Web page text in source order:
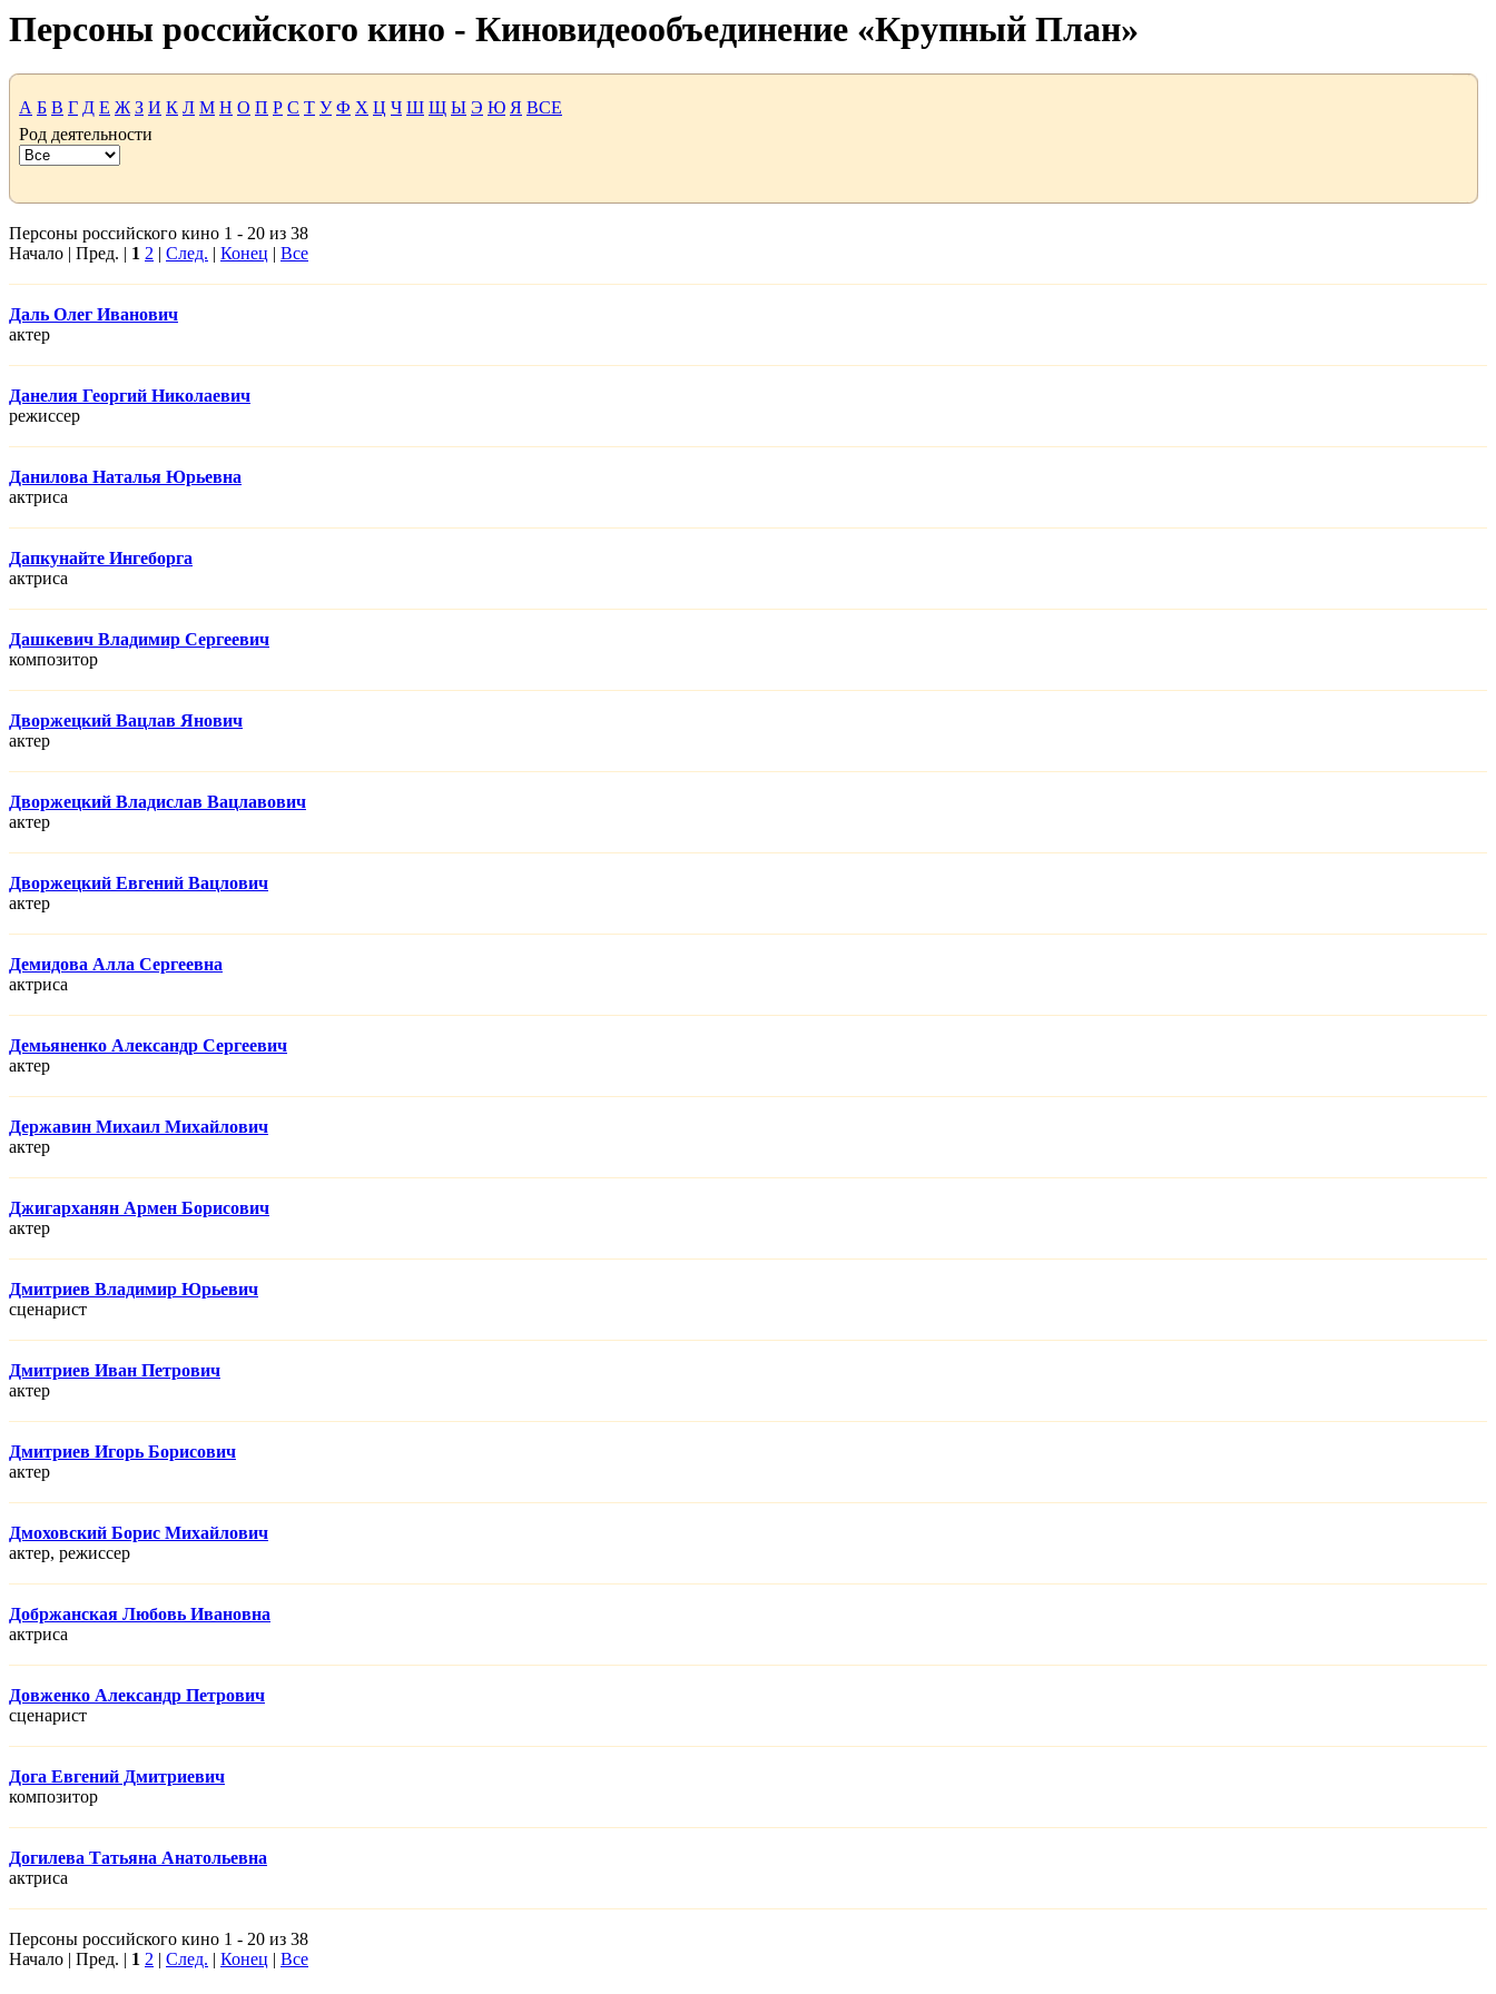
Персоны российского кино - Киновидеообъединение «Крупный План»
А Б В Г Д Е Ж З И К Л М Н О П Р С Т У Ф Х Ц Ч Ш Щ Ы Э Ю Я ВСЕ
Род деятельности
Персоны российского кино 1 - 20 из 38
Начало | Пред. | 1 2 | След. | Конец | Все
Даль Олег Иванович
актер
Данелия Георгий Николаевич
режисcер
Данилова Наталья Юрьевна
актриса
Дапкунайте Ингеборга
актриса
Дашкевич Владимир Сергеевич
композитор
Дворжецкий Вацлав Янович
актер
Дворжецкий Владислав Вацлавович
актер
Дворжецкий Евгений Вацлович
актер
Демидова Алла Сергеевна
актриса
Демьяненко Александр Сергеевич
актер
Державин Михаил Михайлович
актер
Джигарханян Армен Борисович
актер
Дмитриев Владимир Юрьевич
сценарист
Дмитриев Иван Петрович
актер
Дмитриев Игорь Борисович
актер
Дмоховский Борис Михайлович
актер, режисcер
Добржанская Любовь Ивановна
актриса
Довженко Александр Петрович
сценарист
Дога Евгений Дмитриевич
композитор
Догилева Татьяна Анатольевна
актриса
Персоны российского кино 1 - 20 из 38
Начало | Пред. | 1 2 | След. | Конец | Все